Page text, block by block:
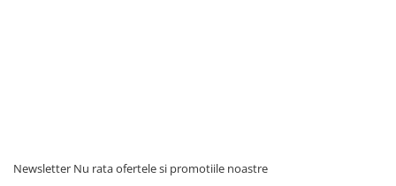
Newsletter Nu rata ofertele si promotiile noastre